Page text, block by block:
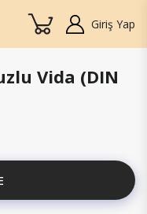
Giriş Yap
Vida (DIN